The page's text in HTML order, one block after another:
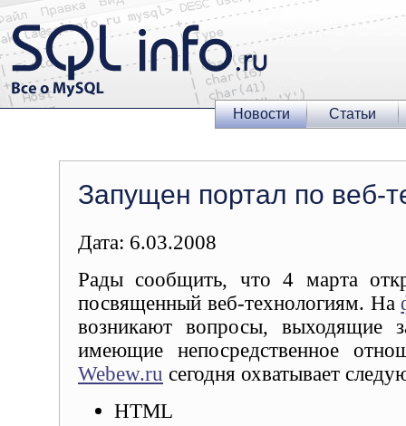
Новости Статьи
Запущен портал по веб-
Дата: 6.03.2008
Рады сообщить, что 4 марта
посвященный веб-технологиям. На
возникают вопросы, выходящие
имеющие непосредственное
Webew.ru сегодня охватывает
HTML